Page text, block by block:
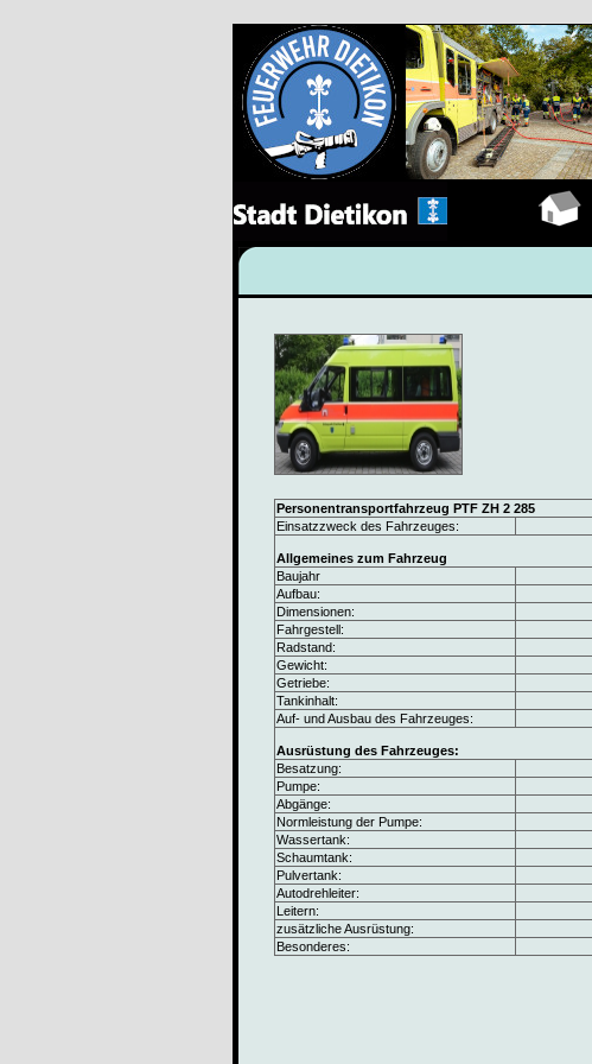
Personentransportfahrzeug PTF ZH 2 285
Einsatzzweck des Fahrzeuges:
Allgemeines zum Fahrzeug
Baujahr
Aufbau:
Dimensionen:
Fahrgestell:
Radstand:
Gewicht:
Getriebe:
Tankinhalt:
Auf- und Ausbau des Fahrzeuges:
Ausrüstung des Fahrzeuges:
Besatzung:
Pumpe:
Abgänge:
Normleistung der Pumpe:
Wassertank:
Schaumtank:
Pulvertank:
Autodrehleiter:
Leitern:
zusätzliche Ausrüstung:
Besonderes: